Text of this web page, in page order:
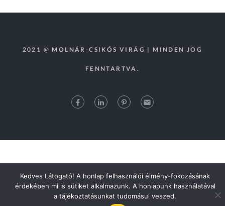
2021 @ MOLNÁR-CSIKÓS VIRÁG | MINDEN JOG
FENNTARTVA.
Kedves Látogató! A honlap felhasználói élmény-fokozásának
érdekében mi is sütiket alkalmazunk. A honlapunk használatával
a tájékoztatásunkat tudomásul veszed.